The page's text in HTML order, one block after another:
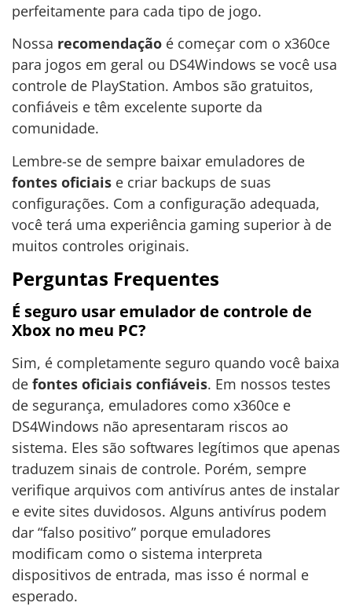
perfeitamente para cada tipo de jogo.
Nossa recomendação é começar com o x360ce
para jogos em geral ou DS4Windows se você usa
controle de PlayStation. Ambos são gratuitos,
confiáveis e têm excelente suporte da
comunidade.
Lembre-se de sempre baixar emuladores de
fontes oficiais e criar backups de suas
configurações. Com a configuração adequada,
você terá uma experiência gaming superior à de
muitos controles originais.
Perguntas Frequentes
É seguro usar emulador de controle de
Xbox no meu PC?
Sim, é completamente seguro quando você baixa
de fontes oficiais confiáveis. Em nossos testes
de segurança, emuladores como x360ce e
DS4Windows não apresentaram riscos ao
sistema. Eles são softwares legítimos que apenas
traduzem sinais de controle. Porém, sempre
verifique arquivos com antivírus antes de instalar
e evite sites duvidosos. Alguns antivírus podem
dar “falso positivo” porque emuladores
modificam como o sistema interpreta
dispositivos de entrada, mas isso é normal e
esperado.